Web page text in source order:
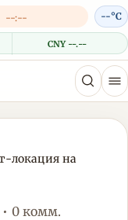
--:--
CNY --.--
--°C
локация на
0 комм.